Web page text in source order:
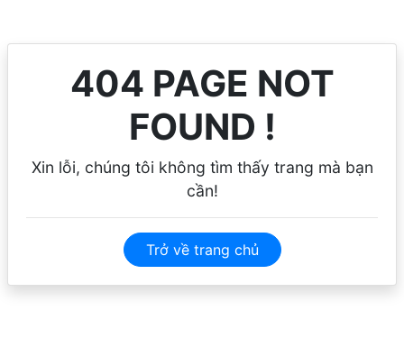
404 PAGE NOT
FOUND !
Xin lỗi, chúng tôi không tìm thấy trang mà bạn
cần!
Trở về trang chủ